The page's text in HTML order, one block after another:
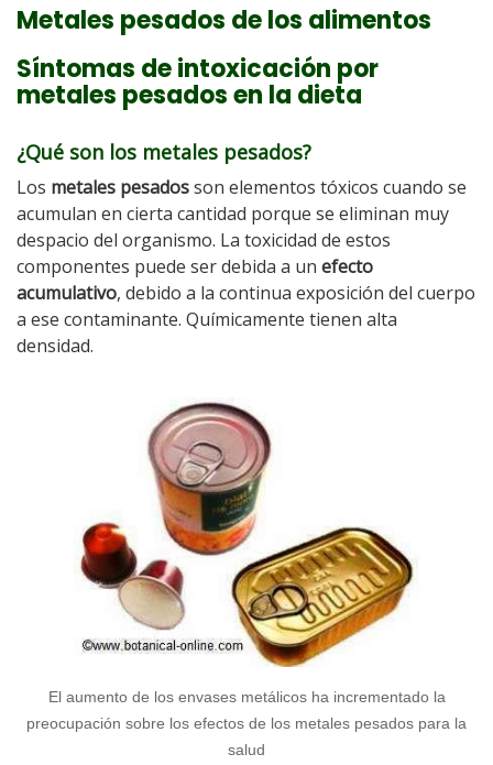
Metales pesados de los alimentos
Síntomas de intoxicación por
metales pesados en la dieta
¿Qué son los metales pesados?
Los metales pesadosson elementos tóxicos cuando se
acumulan en cierta cantidad porque se eliminan muy
despacio del organismo. La toxicidad de estos
componentes puede ser debida a un efecto
acumulativo, debido a la continua exposición del cuerpo
a ese contaminante. Químicamente tienen alta
densidad.
El aumento de los envases metálicos ha incrementado la
preocupación sobre los efectos de los metales pesados para la
salud